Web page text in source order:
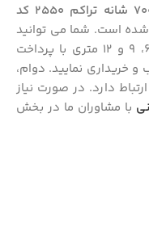
فرش طرح کرشمه نقره ای و دودی 700 شانه تراکم 2550 کد
است. شما می توانید
را در سایز های 6، 9 و 12 متری با پرداخت
و خریداری نمایید. دوام،
دارد. در صورت نیاز
با مشاوران ما در بخش